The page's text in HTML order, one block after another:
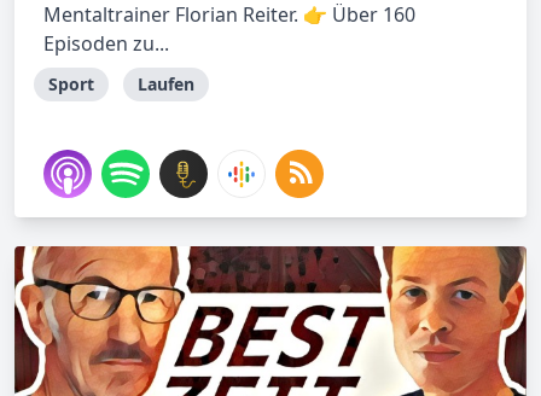
Mentaltrainer Florian Reiter. 👉 Über 160
Episoden zu...
Sport Laufen